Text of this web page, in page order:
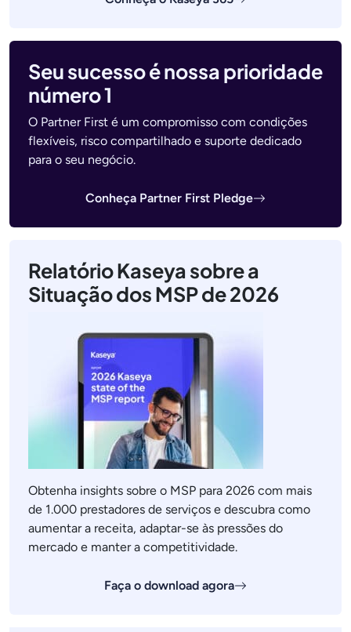
Seu sucesso é nossa prioridade
número 1
O Partner First é um compromisso com condições
flexíveis, risco compartilhado e suporte dedicado
para o seu negócio.
Conheça Partner First Pledge
Relatório Kaseya sobre a
Situação dos MSP de 2026
Obtenha insights sobre o MSP para 2026 com mais
de 1.000 prestadores de serviços e descubra como
aumentar a receita, adaptar-se às pressões do
mercado e manter a competitividade.
Faça o download agora